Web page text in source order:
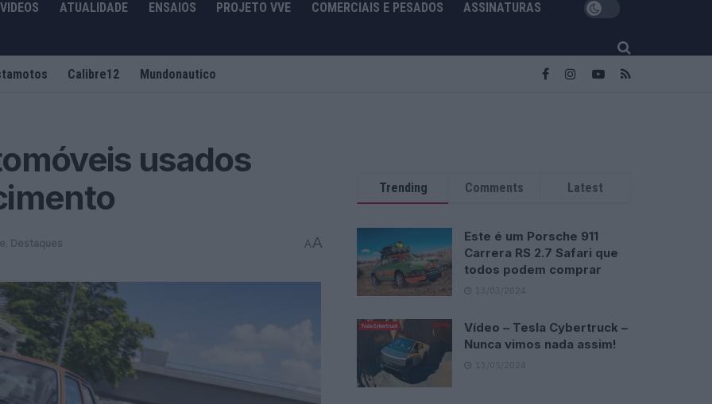
VIDEOS ATUALIDADE ENSAIOS PROJETO VVE COMERCIAIS E PESADOS ASSINATURAS
Calibre12 Mundonautico
usados
Destaques AA
Trending Comments Latest
Este é um Porsche 911
Carrera RS 2.7 Safari que
todos podem comprar
13/03/2024
Vídeo – Tesla Cybertruck –
Nunca vimos nada assim!
13/05/2024